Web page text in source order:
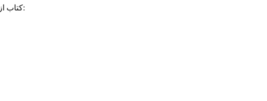
با ذکر یک صلوات برای سلامتی امام زمان (علیه‌السلام)، جهت دریافت pdf کتاب ازبه لینک زیر مراجعه فرمایید: